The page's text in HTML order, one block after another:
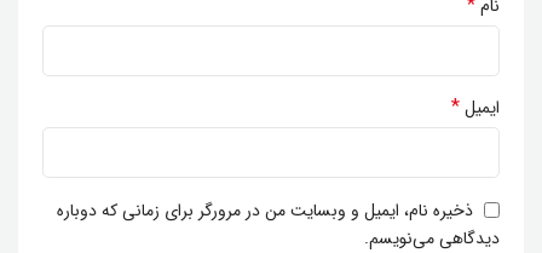
نام
ایمیل*
ذخیره نام، ایمیل و وبسایت من در مرورگر برای زمانی که دوباره
دیدگاهی می‌نویسم.